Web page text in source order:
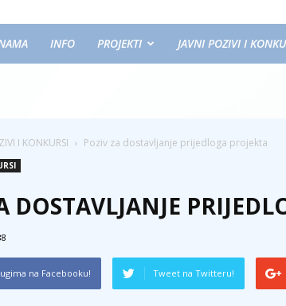
INFO PROJEKTI JAVNI POZIVI I
I KONKURSI Poziv za dostavljanje prijedloga projekta
DOSTAVLJANJE
na Facebooku! Tweet na Twitteru!